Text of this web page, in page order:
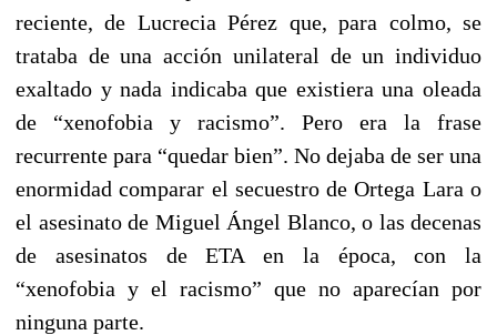
reciente, de Lucrecia Pérez que, para colmo, se
trataba de una acción unilateral de un individuo
exaltado y nada indicaba que existiera una oleada
de “xenofobia y racismo”. Pero era la frase
recurrente para “quedar bien”. No dejaba de ser una
enormidad comparar el secuestro de Ortega Lara o
el asesinato de Miguel Ángel Blanco, o las decenas
de asesinatos de ETA en la época, con la
“xenofobia y el racismo” que no aparecían por
ninguna parte.